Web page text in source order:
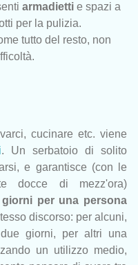
armadietti e spazi a
per la pulizia.
tutto del resto, non
cucinare etc. viene
. Un serbatoio di solito
e garantisce (con le
docce di mezz'ora)
per una persona
discorso: per alcuni,
giorni, per altri una
un utilizzo medio,